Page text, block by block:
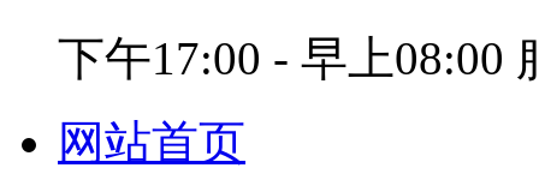
下午17:00 - 早上08:00
网站首页